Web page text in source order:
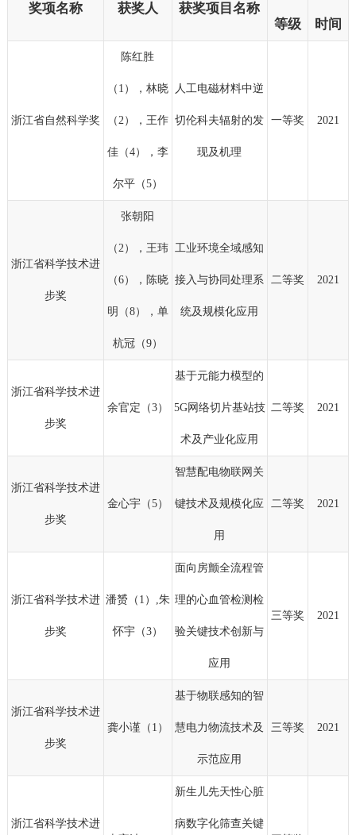
奖项名称 获奖人 获奖项目名称
等级 时间
浙江省自然科学奖
陈红胜
（1），林晓
（2），王作
佳（4），李
尔平（5）
人工电磁材料中逆
切伦科夫辐射的发
现及机理
一等奖 2021
浙江省科学技术进
步奖
张朝阳
（2），王玮
（6），陈晓
明（8），单
杭冠（9）
工业环境全域感知
接入与协同处理系
统及规模化应用
二等奖 2021
浙江省科学技术进
步奖
余官定（3）
基于元能力模型的
5G网络切片基站技
术及产业化应用
二等奖 2021
浙江省科学技术进
步奖
金心宇（5）
智慧配电物联网关
键技术及规模化应
用
二等奖 2021
浙江省科学技术进
步奖
潘赟（1）,朱
怀宇（3）
面向房颤全流程管
理的心血管检测检
验关键技术创新与
应用
三等奖 2021
浙江省科学技术进
步奖
龚小谨（1）
基于物联感知的智
慧电力物流技术及
示范应用
三等奖 2021
浙江省科学技术进
新生儿先天性心脏
病数字化筛查关键